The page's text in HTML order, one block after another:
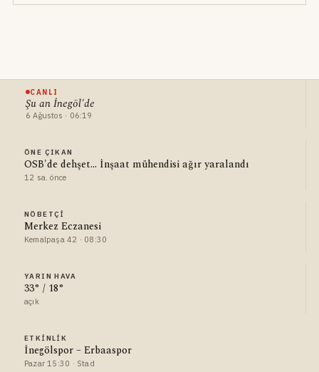
CANLI
Şu an İnegöl'de
6 Ağustos · 06:19
ÖNE ÇIKAN
OSB'de dehşet... İnşaat mühendisi ağır yaralandı
12 sa. önce
NÖBETÇI
Merkez Eczanesi
Kemalpaşa 42 · 08:30
YARIN HAVA
33° / 18°
açık
ETKINLIK
İnegölspor – Erbaaspor
Pazar 15:30 · Stad